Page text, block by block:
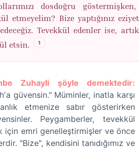
dosdoğru
etmeyelim? Bize yaptığınız
Tevekkül edenler ise,
etsin.
1
Zuhayli şöyle demektedir:
güvensin." Müminler, inatla karşı
etmenize sabır gösterirken
Peygamber­ler, tevekkül
için emri genelleştirmişler ve önce
"Bize", kendisini tanıdığımız ve